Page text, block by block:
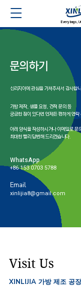
Every bags,
문의하기
신리지아에 관심을 가져주셔서 감사합
가방 제작, 샘플 요청, 견적 문의 등
궁금한 점이 있다면 언제든 편하게 연락
아래 양식을 작성하시거나 이메일로 문
최대한 빨리 답변해 드리겠습니다.
WhatsApp
+86 153 0703 5788
Email
xinlijia8@gmail.com
Visit Us
XINLIJIA 가방 제조 공